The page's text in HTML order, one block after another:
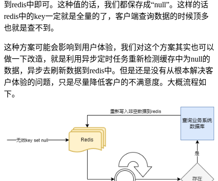
到redis中即可。这种值的话，我们都保存成“null”。这样的话
redis中的key一定就是全量的了，客户端查询数据的时候顶多
也就是查不到。
这种方案可能会影响到用户体验，我们对这个方案其实也可以
做一下改造，就是利用异步定时任务重新检测缓存中为null的
数据，异步去刷新数据到redis中。但是还是没有从根本解决客
户体验的问题，只是尽量降低客户的不满意度。大概流程如
下。